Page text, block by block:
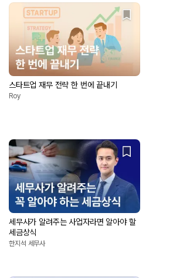
스타트업 재무 전략 한 번에 끝내기
Roy
세무사가 알려주는 사업자라면 알아야 할
세금상식
한지석 세무사